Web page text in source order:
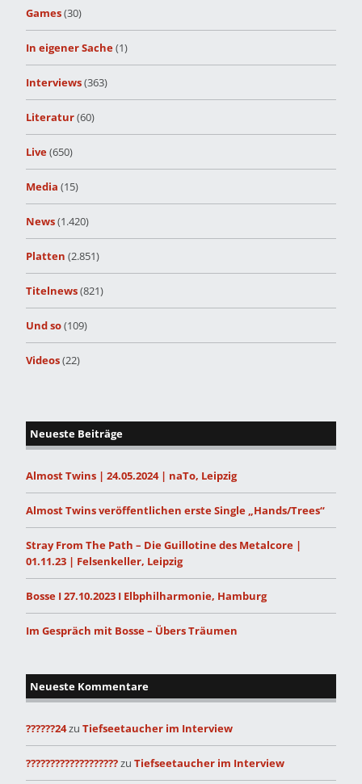
Games(30)
In eigener Sache(1)
Interviews(363)
Literatur(60)
Live(650)
Media (15)
News(1.420)
Platten (2.851)
Titelnews(821)
Und so(109)
Videos(22)
Neueste Beiträge
Almost Twins | 24.05.2024 | naTo, Leipzig
Almost Twins veröffentlichen erste Single „Hands/Trees“
Stray From The Path – Die Guillotine des Metalcore |
01.11.23 | Felsenkeller, Leipzig
Bosse I 27.10.2023 I Elbphilharmonie, Hamburg
Im Gespräch mit Bosse – Übers Träumen
Neueste Kommentare
??????24zu Tiefseetaucher im Interview
???????????????????zu Tiefseetaucher im Interview